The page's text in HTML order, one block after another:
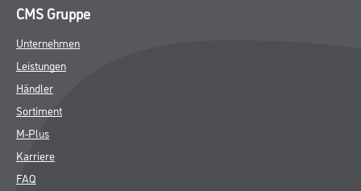
CMS Gruppe
Unternehmen
Leistungen
Händler
Sortiment
M-Plus
Karriere
FAQ